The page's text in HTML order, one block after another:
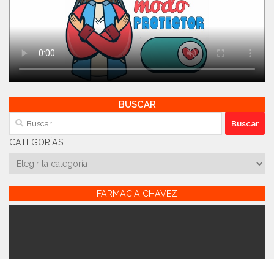
BUSCAR
Buscar:
CATEGORÍAS
Categorías
FARMACIA CHAVEZ